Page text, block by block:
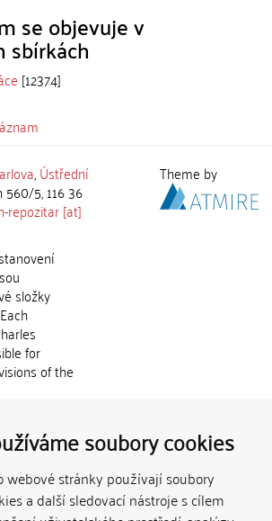
soubory cookies
webové stránky používají soubory
a další sledovací nástroje s cílem
se objevuje v
sbírkách
[12374]
,Ústřední
5, 116 36
repozitar [at]
složky
for
of the
použity k
vydávány
jinou
než autora.
shall not
Theme by